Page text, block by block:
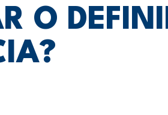
O